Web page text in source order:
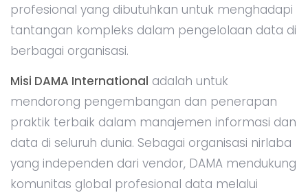
profesional yang dibutuhkan untuk menghadapi
tantangan kompleks dalam pengelolaan data di
berbagai organisasi.
Misi DAMA International adalah untuk
mendorong pengembangan dan penerapan
praktik terbaik dalam manajemen informasi dan
data di seluruh dunia. Sebagai organisasi nirlaba
yang independen dari vendor, DAMA mendukung
komunitas global profesional data melalui